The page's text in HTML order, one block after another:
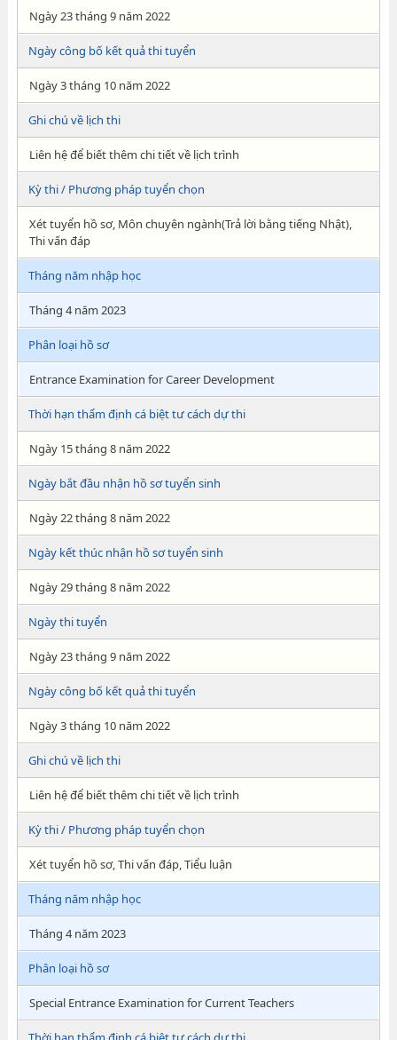
Ngày 23 tháng 9 năm 2022
Ngày công bố kết quả thi tuyển
Ngày 3 tháng 10 năm 2022
Ghi chú về lịch thi
Liên hệ để biết thêm chi tiết về lịch trình
Kỳ thi / Phương pháp tuyển chọn
Xét tuyển hồ sơ, Môn chuyên ngành(Trả lời bằng tiếng Nhật),
Thi vấn đáp
Tháng năm nhập học
Tháng 4 năm 2023
Phân loại hồ sơ
Entrance Examination for Career Development
Thời hạn thẩm định cá biệt tư cách dự thi
Ngày 15 tháng 8 năm 2022
Ngày bắt đầu nhận hồ sơ tuyển sinh
Ngày 22 tháng 8 năm 2022
Ngày kết thúc nhận hồ sơ tuyển sinh
Ngày 29 tháng 8 năm 2022
Ngày thi tuyển
Ngày 23 tháng 9 năm 2022
Ngày công bố kết quả thi tuyển
Ngày 3 tháng 10 năm 2022
Ghi chú về lịch thi
Liên hệ để biết thêm chi tiết về lịch trình
Kỳ thi / Phương pháp tuyển chọn
Xét tuyển hồ sơ, Thi vấn đáp, Tiểu luận
Tháng năm nhập học
Tháng 4 năm 2023
Phân loại hồ sơ
Special Entrance Examination for Current Teachers